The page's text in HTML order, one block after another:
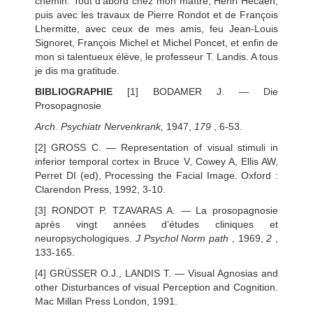
puis avec les travaux de Pierre Rondot et de François
Lhermitte, avec ceux de mes amis, feu Jean-Louis
Signoret, François Michel et Michel Poncet, et enfin de
mon si talentueux élève, le professeur T. Landis. A tous
je dis ma gratitude.
BIBLIOGRAPHIE [1] BODAMER J. — Die
Prosopagnosie
Arch. Psychiatr Nervenkrank, 1947, 179 , 6-53.
[2] GROSS C. — Representation of visual stimuli in
inferior temporal cortex in Bruce V, Cowey A, Ellis AW,
Perret DI (ed), Processing the Facial Image. Oxford :
Clarendon Press, 1992, 3-10.
[3] RONDOT P. TZAVARAS A. — La prosopagnosie
après vingt années d’études cliniques et
neuropsychologiques. J Psychol Norm path , 1969,2
133-165.
[4] GRÜSSER O.J., LANDIS T. — Visual Agnosias and
other Disturbances of visual Perception and Cognition.
Mac Millan Press London, 1991.